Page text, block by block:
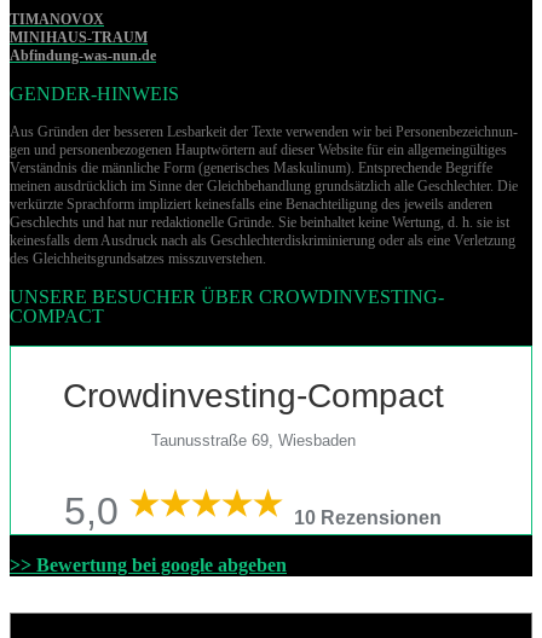
TIMANOVOX
MINIHAUS-TRAUM
Abfindung-was-nun.de
GENDER-HINWEIS
Aus Gründen der besseren Lesbarkeit der Texte verwenden wir bei Per­so­nen­be­zeich­nun­
gen und per­so­nen­be­zo­ge­nen Hauptwörtern auf dieser Website für ein allgemeingültiges
Verständnis die männliche Form (generisches Maskulinum). Entsprechende Begriffe
meinen ausdrücklich im Sinne der Gleichbehandlung grund­sätz­lich alle Geschlechter. Die
verkürzte Sprachform impliziert keinesfalls eine Benachteiligung des jeweils anderen
Geschlechts und hat nur redaktionelle Gründe. Sie beinhaltet keine Wertung, d. h. sie ist
keinesfalls dem Ausdruck nach als Geschlechterdiskriminierung oder als eine Verletzung
des Gleich­heits­grund­sat­zes misszuverstehen.
UNSERE BESUCHER ÜBER CROWDINVESTING-
COMPACT
Crowdinvesting-Compact
Taunusstraße 69, Wiesbaden
5,0 10 Rezensionen
>> Bewertung bei google abgeben